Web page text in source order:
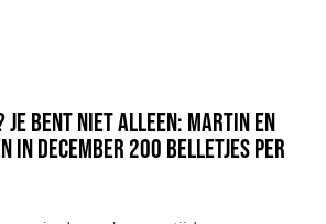
JE BENT NIET ALLEEN: MARTIN EN
IN DECEMBER 200 BELLETJES PER